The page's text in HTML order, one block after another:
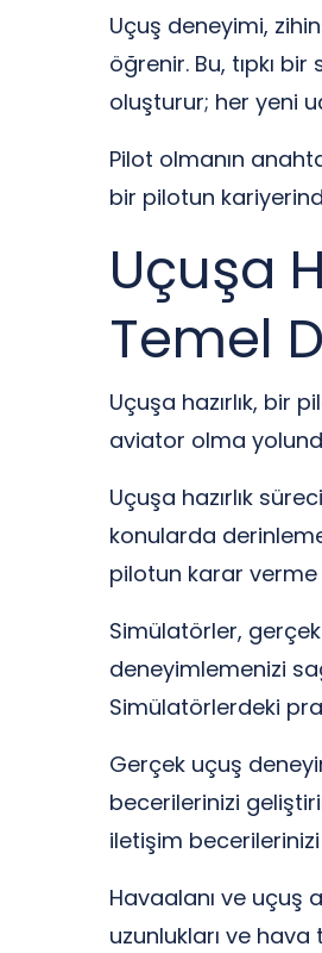
Uçuş deneyimi,
öğrenir. Bu, tıpkı
oluşturur; her yeni
Pilot olmanın
bir pilotun
Uçuşa
Temel
Uçuşa hazırlık, bir
aviator olma
Uçuşa hazırlık
konularda
pilotun karar verme
Simülatörler,
deneyimlemenizi
Simülatörlerdeki
Gerçek uçuş
becerilerinizi
iletişim
Havaalanı ve uçuş
uzunlukları ve